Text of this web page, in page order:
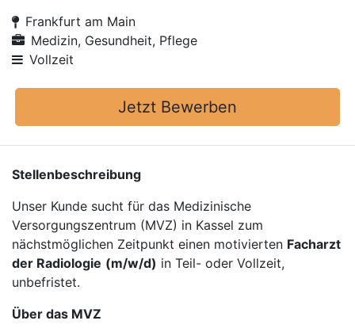
Frankfurt am Main
Medizin, Gesundheit, Pflege
Vollzeit
Jetzt Bewerben
Stellenbeschreibung
Unser Kunde sucht für das Medizinische
Versorgungszentrum (MVZ) in Kassel zum
nächstmöglichen Zeitpunkt einen motivierten Facharzt
der Radiologie (m/w/d) in Teil- oder Vollzeit,
unbefristet.
Über das MVZ